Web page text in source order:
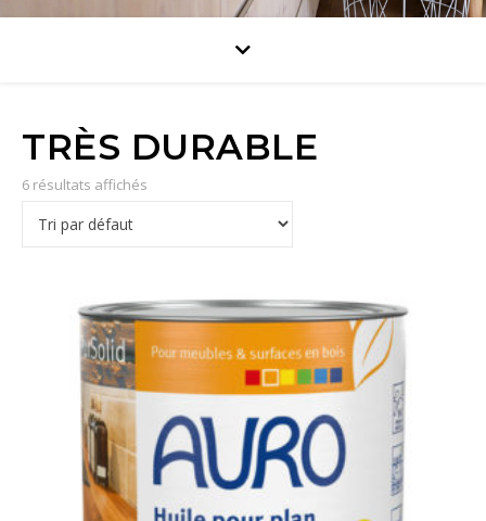
TRÈS DURABLE
6 résultats affichés